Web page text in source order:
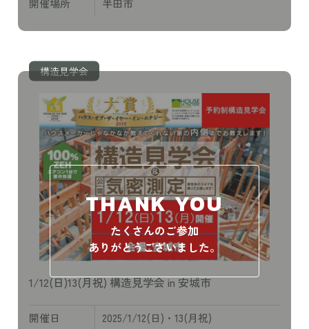
開催場所
半田市
THANK YOU
たくさんのご参加
ありがとうございました。
構造見学会
1/12(日)13(月祝) 構造見学会 in 安城市
開催日
2025/1/12(日)・13(月祝)